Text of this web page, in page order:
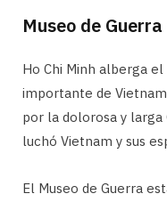
Museo de
Ho Chi Minh alberga
importante de
por la dolorosa y larga
luchó Vietnam y sus
El Museo de Guerra